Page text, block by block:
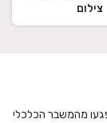
צילום
מהמשבר הכלכלי